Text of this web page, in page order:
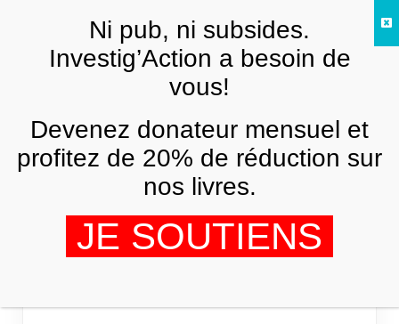
Mon compte
Se connecter
Identifiant ou e-mail*Obligatoire
FRNi pub, ni subsides.
Investig’Action a besoin de
vous!
Devenez donateur mensuel et
profitez de 20% de réduction sur
nos livres.
JE SOUTIENS